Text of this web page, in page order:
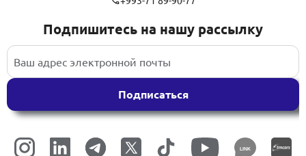
Подпишитесь на нашу рассылку
Подписаться
LINK